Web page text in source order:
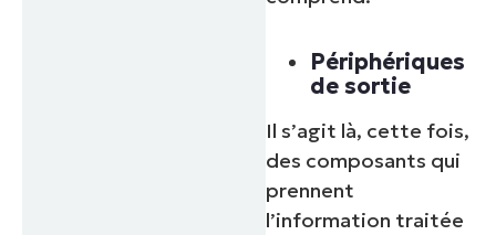
Périphériques
de sortie
Il s’agit là, cette fois,
des composants qui
prennent
l’information traitée